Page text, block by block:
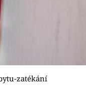
zatékání